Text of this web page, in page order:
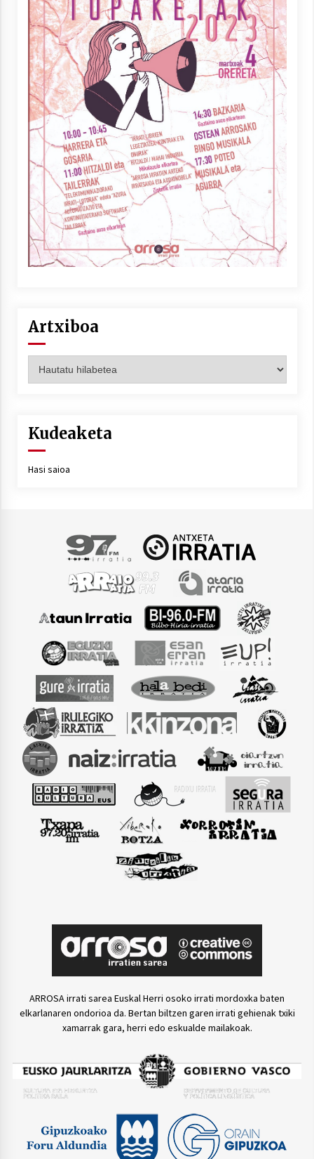
Artxiboa
Kudeaketa
Hasi saioa
ARROSA irrati sarea Euskal Herri osoko irrati mordoxka baten
elkarlanaren ondorioa da. Bertan biltzen garen irrati gehienak txiki
xamarrak gara, herri edo eskualde mailakoak.